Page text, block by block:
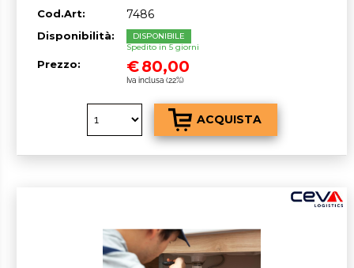
Cod.Art: 7486
Disponibilità:
DISPONIBILE
Spedito in 5 giorni
Prezzo: €80,00
Iva inclusa (22%)